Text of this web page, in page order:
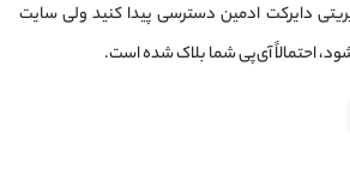
دایرکت ادمین دسترسی پیدا کنید ولی سایت
احتمالاً آی‌پی شما بلاک شده است.